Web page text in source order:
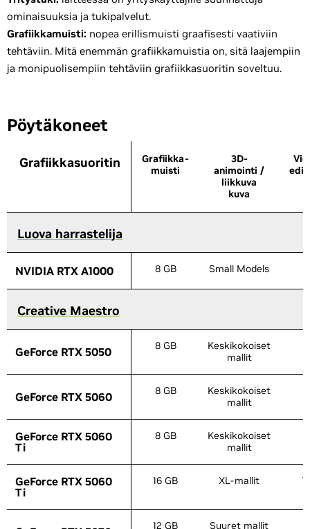
ominaisuuksia ja tukipalvelut.
Grafiikkamuisti: nopea erillismuisti graafisesti vaativiin
tehtäviin. Mitä enemmän grafiikkamuistia on, sitä laajempiin
ja monipuolisempiin tehtäviin grafiikkasuoritin soveltuu.
Pöytäkoneet
Grafiikkasuoritin
Grafiikka-
muisti
3D-
animointi /
liikkuva
kuva
Luova harrastelija
NVIDIA RTX A1000 8 GB Small Models
Creative Maestro
GeForce RTX 5050 8 GB
Keskikokoiset
mallit
GeForce RTX 5060 8 GB
Keskikokoiset
mallit
GeForce RTX 5060
Ti
8 GB
Keskikokoiset
mallit
GeForce RTX 5060
Ti
16 GB XL-mallit
12 GB Suuret mallit
Grafiikkasuoritin
Luova harrastelija
NVIDIA RTX A1000
Creative Maestro
GeForce RTX 5050
GeForce RTX 5060
GeForce RTX 5060
Ti
GeForce RTX 5060
Ti